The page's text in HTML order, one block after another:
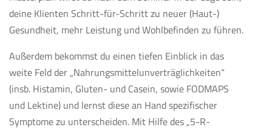
deine Klienten Schritt-für-Schritt zu neuer (Haut-)
Gesundheit, mehr Leistung und Wohlbefinden zu führen.
Außerdem bekommst du einen tiefen Einblick in das
weite Feld der „Nahrungsmittelunverträglichkeiten“
(insb. Histamin, Gluten- und Casein, sowie FODMAPS
und Lektine) und lernst diese an Hand spezifischer
Symptome zu unterscheiden. Mit Hilfe des „5-R-